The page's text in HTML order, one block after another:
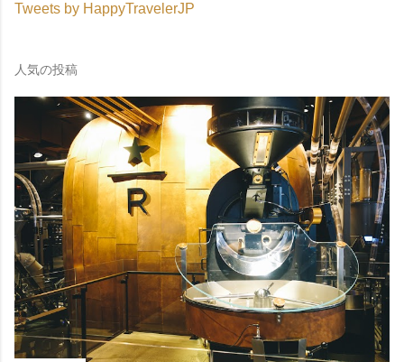
Tweets by HappyTravelerJP
人気の投稿